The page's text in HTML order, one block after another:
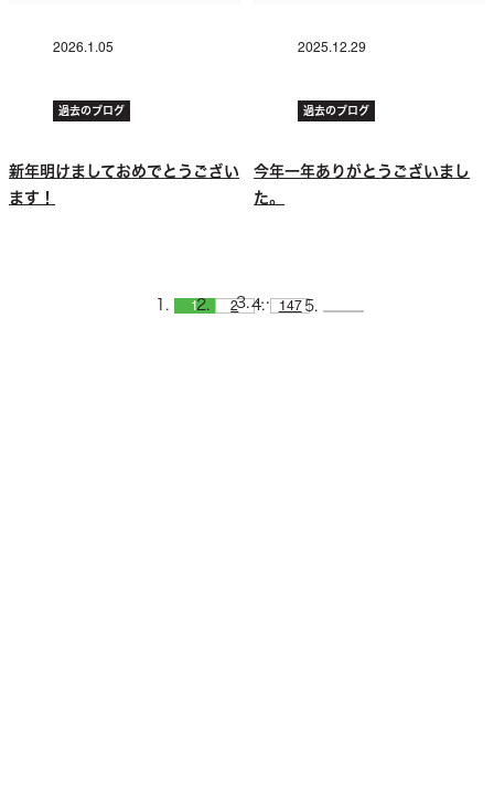
2026.1.05
過去のブログ
新年明けましておめでとうござい
ます！
2025.12.29
過去のブログ
今年一年ありがとうございまし
た。
1 2 … 147